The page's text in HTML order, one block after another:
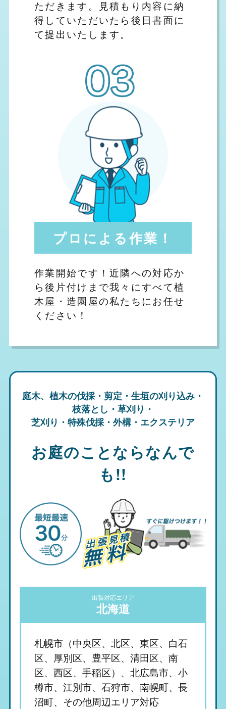
ただきます。見積もり内容に納
得していただいたら後日書面に
て提出いたします。
プロによる作業！
作業開始です！近隣への対応か
ら後片付けまで我々にすべて植
木屋・造園屋の私たちにお任せ
ください！
庭木、植木の伐採・剪定・生垣の刈り込み・
枝落とし・草刈り・
芝刈り・特殊伐採・外構・エクステリア
お庭のことならなんで
も!!
出張対応エリア
北海道
札幌市（中央区、北区、東区、白石
区、厚別区、豊平区、清田区、南
区、西区、手稲区）、北広島市、小
樽市、江別市、石狩市、南幌町、長
沼町、その他周辺エリア対応